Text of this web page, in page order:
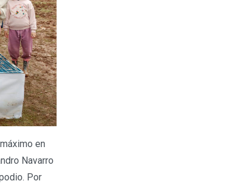
en
Navarro
Por